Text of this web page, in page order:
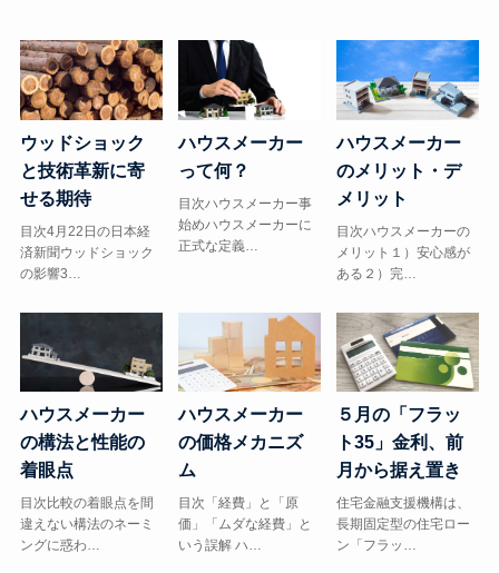
ウッドショック
と技術革新に寄
せる期待
目次4月22日の日本経
済新聞ウッドショック
の影響3…
ハウスメーカー
って何？
目次ハウスメーカー事
始めハウスメーカーに
正式な定義…
ハウスメーカー
のメリット・デ
メリット
目次ハウスメーカーの
メリット１）安心感が
ある２）完…
ハウスメーカー
の構法と性能の
着眼点
目次比較の着眼点を間
違えない構法のネーミ
ングに惑わ…
ハウスメーカー
の価格メカニズ
ム
目次「経費」と「原
価」「ムダな経費」と
いう誤解 ハ…
５月の「フラッ
ト35」金利、前
月から据え置き
住宅金融支援機構は、
長期固定型の住宅ロー
ン「フラッ…